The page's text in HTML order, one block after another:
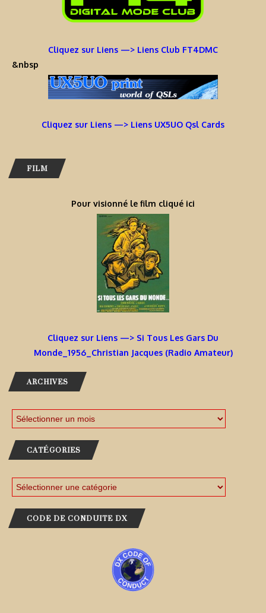
Cliquez sur Liens —> Liens Club FT4DMC
&nbsp
Cliquez sur Liens —> Liens UX5UO Qsl Cards
FILM
Pour visionné le film cliqué ici
Cliquez sur Liens —> Si Tous Les Gars Du
Monde_1956_Christian Jacques (Radio Amateur)
ARCHIVES
CATÉGORIES
CODE DE CONDUITE DX